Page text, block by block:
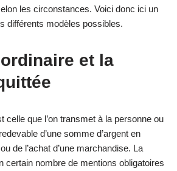
les circonstances. Voici donc ici un
différents modèles possibles.
et la
celle que l’on transmet à la personne ou
d’une somme d’argent en
de l’achat d’une marchandise. La
certain nombre de mentions obligatoires